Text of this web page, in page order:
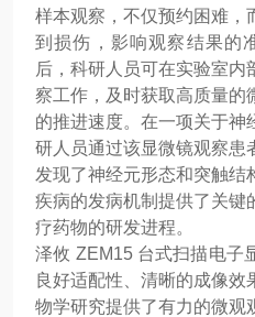
样本观察，不仅预约困难，
到损伤，影响观察结果的
后，科研人员可在实验室
察工作，及时获取高质量的
的推进速度。在一项关于神
研人员通过该显微镜观察患
发现了神经元形态和突触结
疾病的发病机制提供了关键
疗药物的研发进程。
泽攸 ZEM15 台式扫描电子
良好适配性、清晰的成像效
物学研究提供了有力的微观